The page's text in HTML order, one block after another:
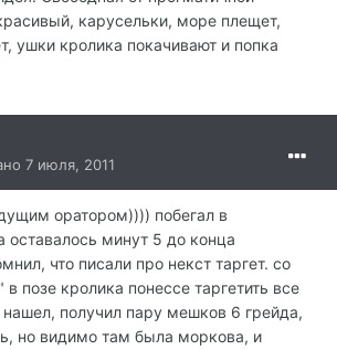
карусельки, море плещет,
ушки кролика покачивают и попка
7 июля, 2011
оратором)))) побегал в
оставалось минут 5 до конца
что писали про некст таргет. со
в позе кролика понессе таргетить все
получил пару мешков 6 грейда,
но видимо там была моркова, и